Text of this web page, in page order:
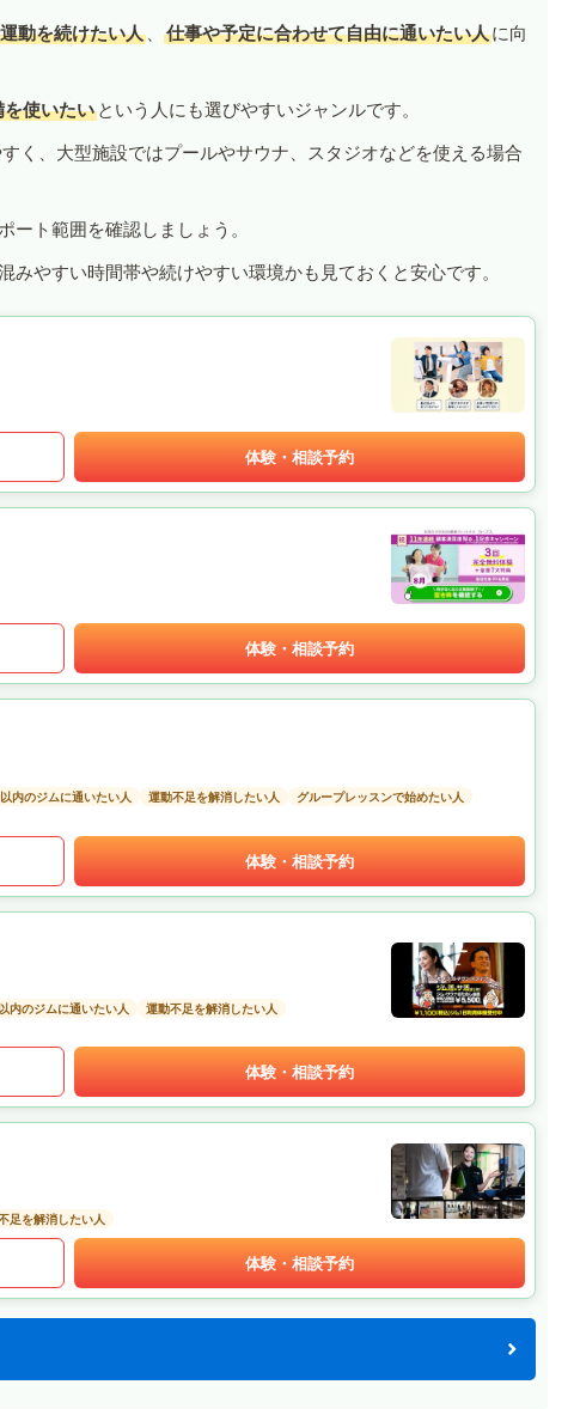
動を続けたい人 、 仕事や予定に合わせて自由に通いたい人に向
使いたい という人にも選びやすいジャンルです。
く、大型施設ではプールやサウナ、スタジオなどを使える場合
ト範囲を確認しましょう。
やすい時間帯や続けやすい環境かも見ておくと安心です。
体験・相談予約
体験・相談予約
内のジムに通いたい人 運動不足を解消したい人
グループレッスンで始めたい人
体験・相談予約
内のジムに通いたい人
運動不足を解消したい人
体験・相談予約
足を解消したい人
体験・相談予約